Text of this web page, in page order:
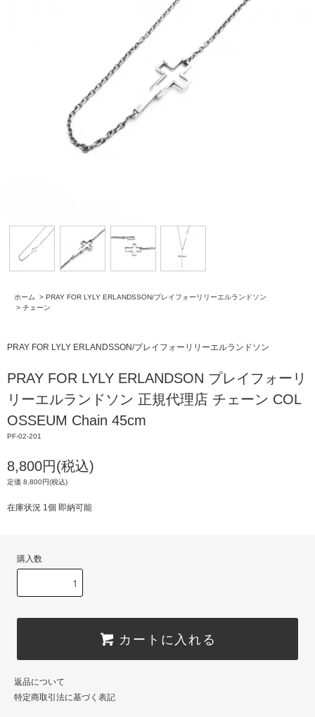
ホーム > PRAY FOR LYLY ERLANDSSON/プレイフォーリリーエルランドソン
> チェーン
PRAY FOR LYLY ERLANDSSON/プレイフォーリリーエルランドソン
PRAY FOR LYLY ERLANDSON プレイフォーリ
リーエルランドソン 正規代理店 チェーン COL
OSSEUM Chain 45cm
PF-02-201
8,800円(税込)
定価 8,800円(税込)
在庫状況 1個 即納可能
購入数
カートに入れる
返品について
特定商取引法に基づく表記